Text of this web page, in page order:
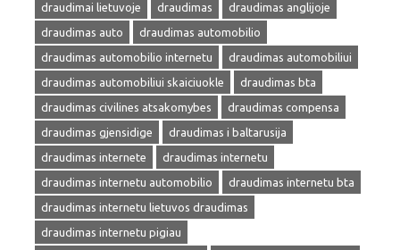
draudimai lietuvoje
draudimas
draudimas anglijoje
draudimas auto
draudimas automobilio
draudimas automobilio internetu
draudimas automobiliui
draudimas automobiliui skaiciuokle
draudimas bta
draudimas civilines atsakomybes
draudimas compensa
draudimas gjensidige
draudimas i baltarusija
draudimas internete
draudimas internetu
draudimas internetu automobilio
draudimas internetu bta
draudimas internetu lietuvos draudimas
draudimas internetu pigiau